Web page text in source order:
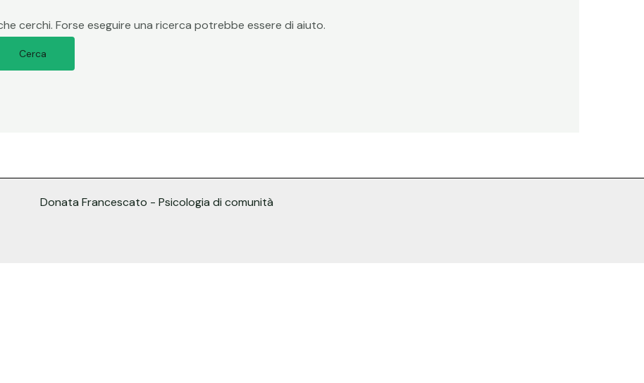
cerchi. Forse eseguire una ricerca potrebbe essere di aiuto.
Donata Francescato - Psicologia di comunità